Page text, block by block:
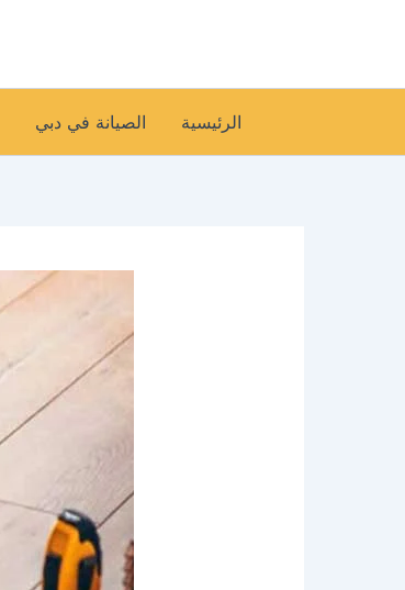
الرئيسية الصيانة في دبي